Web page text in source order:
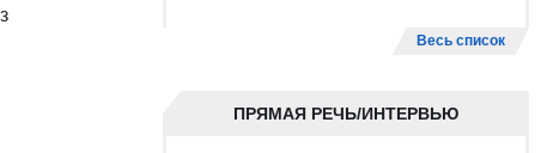
Весь список
ПРЯМАЯ РЕЧЬ/ИНТЕРВЬЮ